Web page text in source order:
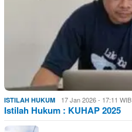
ISTILAH HUKUM 17 Jan 2026 - 17:11 WIB
Istilah Hukum : KUHAP 2025